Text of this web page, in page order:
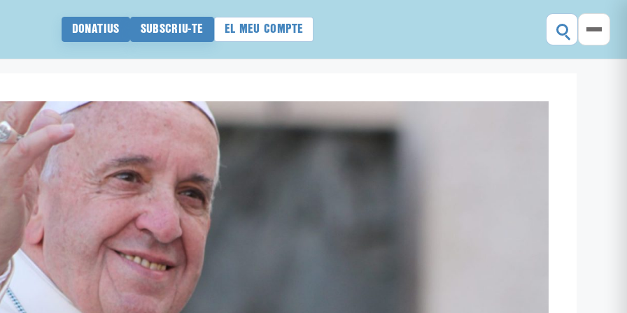
DONATIUS SUBSCRIU-TE EL MEU COMPTE